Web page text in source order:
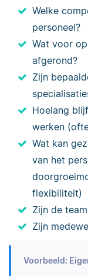
Welke
personeel?
Wat voor
afgerond?
Zijn
Hoelang
werken
Wat kan
van het
flexibiliteit)
Zijn de
Zijn
Voorbeeld: